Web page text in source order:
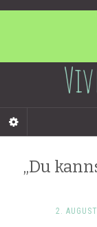
„Du
2.